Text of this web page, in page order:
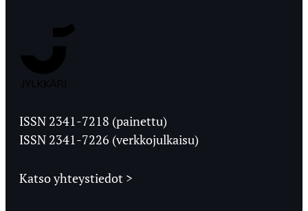
Ylioppilaslehti
ISSN 2341-7218 (painettu)
ISSN 2341-7226 (verkkojulkaisu)
Katso yhteystiedot >